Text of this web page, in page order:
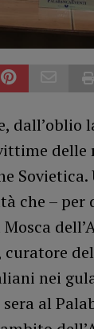
dall’oblio
delle
Sovietica.
che – per
curatore
nei
al